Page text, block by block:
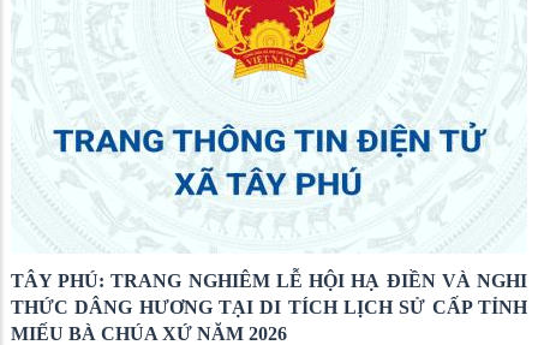
TÂY PHÚ: TRANG NGHIÊM LỄ HỘI HẠ ĐIỀN VÀ NGHI
THỨC DÂNG HƯƠNG TẠI DI TÍCH LỊCH SỬ CẤP TỈNH
MIẾU BÀ CHÚA XỨ NĂM 2026